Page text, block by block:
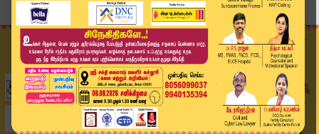
"நோ காம்ப்ரமைஸ்.." புதிய கட்சி தொடங்குவதில் அண்...